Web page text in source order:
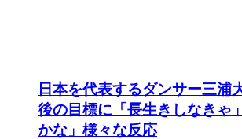
日本を代表するダンサー三浦
後の目標に「長生きしなきゃ
かな」様々な反応